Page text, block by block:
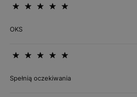
OKS
Spełnią oczekiwania